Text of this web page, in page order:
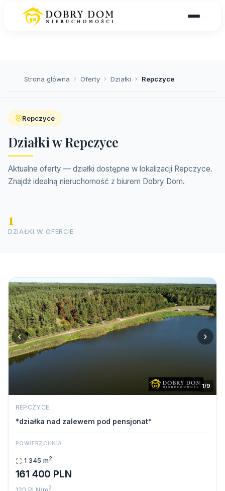
Strona główna › Oferty › Działki › Repczyce
Repczyce
Działki w Repczyce
Aktualne oferty — działki dostępne w lokalizacji Repczyce.
Znajdź idealną nieruchomość z biurem Dobry Dom.
1
DZIAŁKI W OFERCIE
‹ ›
1/9
REPCZYCE
*działka nad zalewem pod pensjonat*
POWIERZCHNIA
1 345 m2
161 400 PLN
2